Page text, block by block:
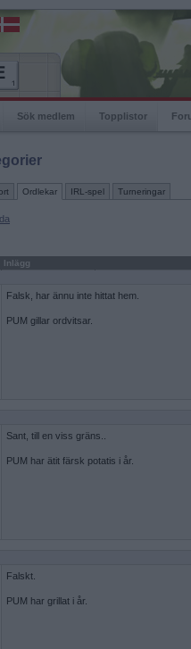
Sök medlem Topplistor
Ordlekar IRL-spel Turneringar
Inlägg
Falsk, har ännu inte hittat hem.
PUM gillar ordvitsar.
Sant, till en viss gräns..
PUM har ätit färsk potatis i år.
Falskt.
PUM har grillat i år.